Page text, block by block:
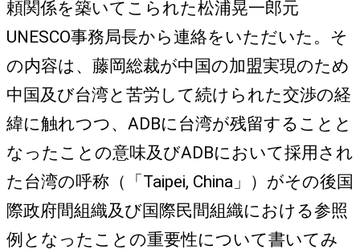
頼関係を築いてこられた松浦晃一郎元
UNESCO事務局長から連絡をいただいた。そ
の内容は、藤岡総裁が中国の加盟実現のため
中国及び台湾と苦労して続けられた交渉の経
緯に触れつつ、ADBに台湾が残留することと
なったことの意味及びADBにおいて採用され
た台湾の呼称（「Taipei, China」）がその後国
際政府間組織及び国際民間組織における参照
例となったことの重要性について書いてみ